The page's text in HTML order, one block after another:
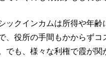
ックインカムは所得や年齢
、役所の手間もかからずコ
でも、様々な利権で霞が関